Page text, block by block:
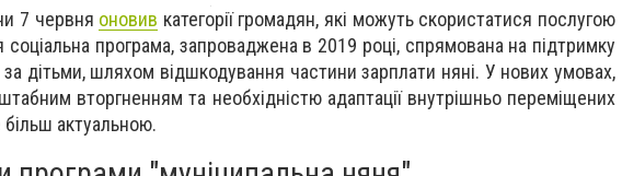
7 червня оновив категорії громадян, які можуть скористатися послугою
програма, запроваджена в 2019 році, спрямована на підтримку
дітьми, шляхом відшкодування частини зарплати няні. У нових умовах,
вторгненням та необхідністю адаптації внутрішньо переміщених
актуальною.